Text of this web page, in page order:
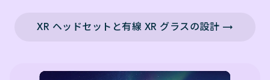
XR ヘッドセットと有線 XR グラスの設計 →